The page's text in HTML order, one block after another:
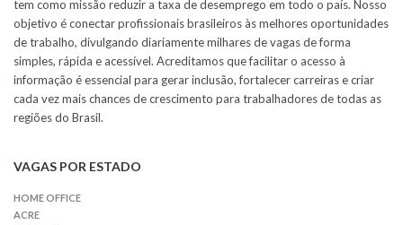
tem como missão reduzir a taxa de desemprego em todo o país. Nosso
objetivo é conectar profissionais brasileiros às melhores oportunidades
de trabalho, divulgando diariamente milhares de vagas de forma
simples, rápida e acessível. Acreditamos que facilitar o acesso à
informação é essencial para gerar inclusão, fortalecer carreiras e criar
cada vez mais chances de crescimento para trabalhadores de todas as
regiões do Brasil.
VAGAS POR ESTADO
HOME OFFICE
ACRE